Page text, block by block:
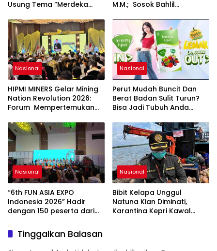
Usung Tema “Merdeka
Bermakna”
M.M.; Sosok Bahlil
Sumber Inspirasi bagi
Generasi Muda, Pelaku
Usaha, Pemerintah,
maupun Pemangku
Kepentingan lainnya untuk
bersama-sama
Memberikan Kontribusi
bagi Pembangunan
Nasional.
Nasional
HIPMI MINERS Gelar Mining
Nation Revolution 2026:
Forum Mempertemukan
Investor, Akademisi, dan
Pengusaha dalam
Mendukung Percepatan
Hilirisasi Nasional.
Nasional
Perut Mudah Buncit Dan
Berat Badan Sulit Turun?
Bisa Jadi Tubuh Anda
Nasional
“6th FUN ASIA EXPO
Indonesia 2026” Hadir
dengan 150 peserta dari
Industri Taman Rekreasi
dan Ekosistem Pariwisata
di Tanah Air
Nasional
Bibit Kelapa Unggul
Natuna Kian Diminati,
Karantina Kepri Kawal
Tinggalkan Balasan